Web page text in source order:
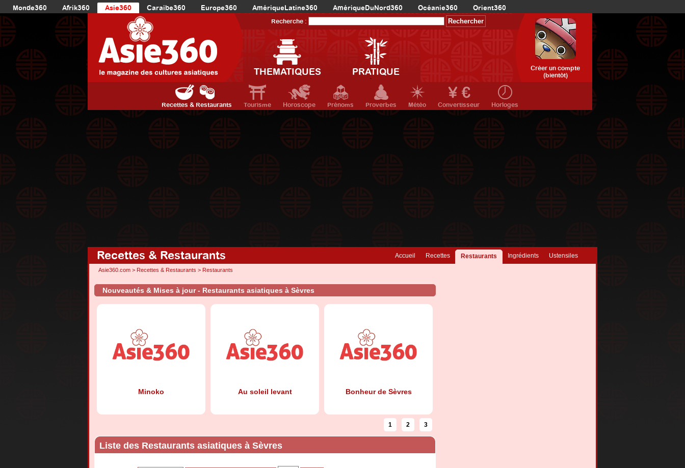
Monde360 Afrik360 Asie360 Caraibe360 Europe360 AmériqueLatine360 AmériqueDuNord360 Océanie360 Orient360
Recherche :
THEMATIQUES PRATIQUE
Créer un compte
(bientôt)
Recettes & Restaurants Tourisme Horoscope Prénoms Proverbes Météo Convertisseur Horloges
Recettes & Restaurants Ustensiles
Ingrédients
Restaurants
Recettes
Accueil
Asie360.com > Recettes & Restaurants > Restaurants
Nouveautés & Mises à jour - Restaurants asiatiques à Sèvres
Minoko Au soleil levant Bonheur de Sèvres
1 2 3
Liste des Restaurants asiatiques à Sèvres